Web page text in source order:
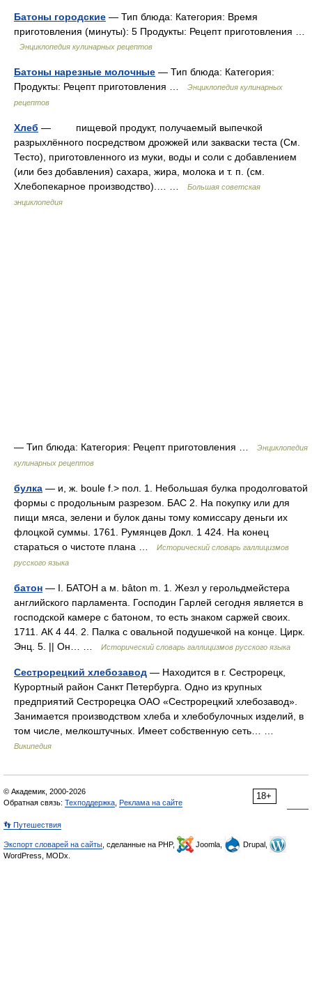
Батоны городские — Тип блюда: Категория: Время
приготовления (минуты): 5 Продукты: Рецепт приготовления …
Энциклопедия кулинарных рецептов
Батоны нарезные молочные — Тип блюда: Категория:
Продукты: Рецепт приготовления …
Энциклопедия кулинарных
рецептов
Хлеб — пищевой продукт, получаемый выпечкой
разрыхлённого посредством дрожжей или закваски теста (См.
Тесто), приготовленного из муки, воды и соли с добавлением
(или без добавления) сахара, жира, молока и т. п. (см.
Хлебопекарное производство).… …
Большая советская
энциклопедия
— Тип блюда: Категория: Рецепт приготовления …
Энциклопедия
кулинарных рецептов
булка — и, ж. boule f.> пол. 1. Небольшая булка продолговатой
формы с продольным разрезом. БАС 2. На покупку или для
пищи мяса, зелени и булок даны тому комиссару деньги их
флоцкой суммы. 1761. Румянцев Докл. 1 424. На конец
стараться о чистоте плана …
Исторический словарь галлицизмов
русского языка
батон — I. БАТОН а м. bâton m. 1. Жезл у герольдмейстера
английского парламента. Господин Гарлей сегодня является в
господской камере с батоном, то есть знаком саржей своих.
1711. АК 4 44. 2. Палка с овальной подушечкой на конце. Цирк.
Энц. 5. || Он… …
Исторический словарь галлицизмов русского языка
Сестрорецкий хлебозавод — Находится в г. Сестрорецк,
Курортный район Санкт Петербурга. Одно из крупных
предприятий Сестрорецка ОАО «Сестрорецкий хлебозавод».
Занимается производством хлеба и хлебобулочных изделий, в
том числе, мелкоштучных. Имеет собственную сеть… …
Википедия
18+
© Академик, 2000-2026
Обратная связь: Техподдержка Реклама на сайте
👣 Путешествия
Экспорт словарей на сайты , сделанные на PHP, Joomla,
Drupal,
WordPress, MODx.